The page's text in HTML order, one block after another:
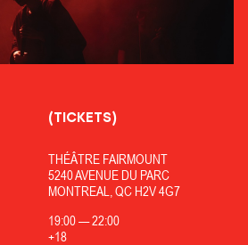
THÉÂTRE FAIRMOUNT
5240 AVENUE DU PARC
MONTREAL, QC H2V 4G7
19:00—22:00
+18
(TICKETS)